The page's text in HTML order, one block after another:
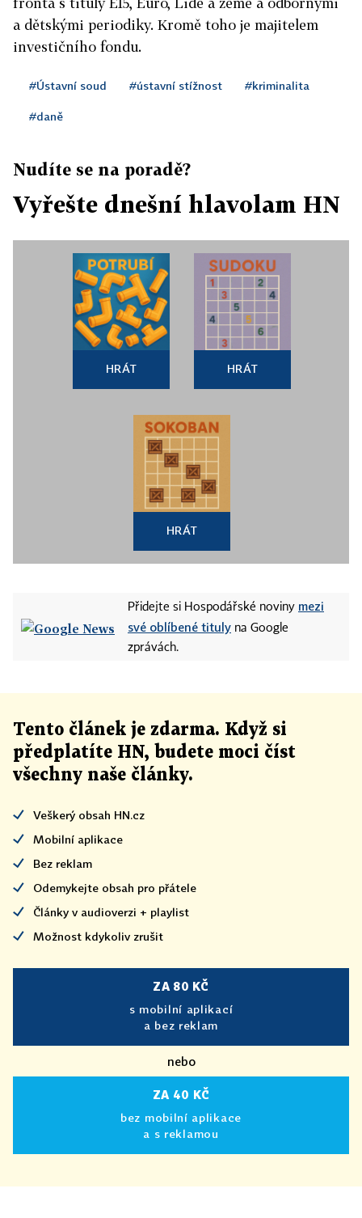
a dětskými periodiky. Kromě toho je majitelem
investičního fondu.
#Ústavní soud #ústavní stížnost #kriminalita
#daně
Nudíte se na poradě?
Vyřešte dnešní hlavolam HN
HRÁT HRÁT
HRÁT
Přidejte si Hospodářské noviny mezi
své oblíbené tituly na Google
zprávách.
Tento článek je zdarma. Když si
předplatíte HN, budete moci číst
všechny naše články.
Veškerý obsah HN.cz
Mobilní aplikace
Bez reklam
Odemykejte obsah pro přátele
Články v audioverzi + playlist
Možnost kdykoliv zrušit
ZA 80 KČ
s mobilní aplikací
a bez reklam
nebo
ZA 40 KČ
bez mobilní aplikace
a s reklamou